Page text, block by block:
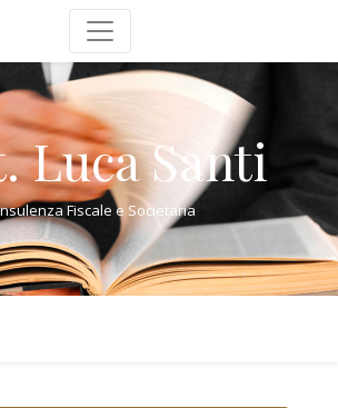
Luca Santi
Fiscale e Societaria